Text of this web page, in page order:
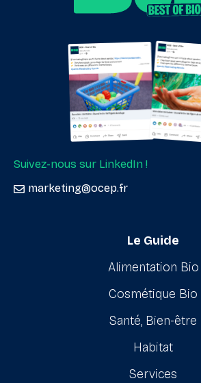
Suivez-nous sur LinkedIn !
marketing@ocep.fr
Le Guide
Alimentation Bio
Cosmétique Bio
Santé, Bien-être
Habitat
Services